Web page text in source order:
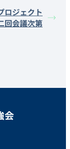
ロジェクト
回会議次第
会